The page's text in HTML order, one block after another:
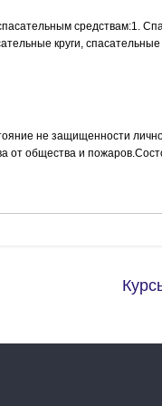
средствам:1.
круги,
не защищенности
от общества и